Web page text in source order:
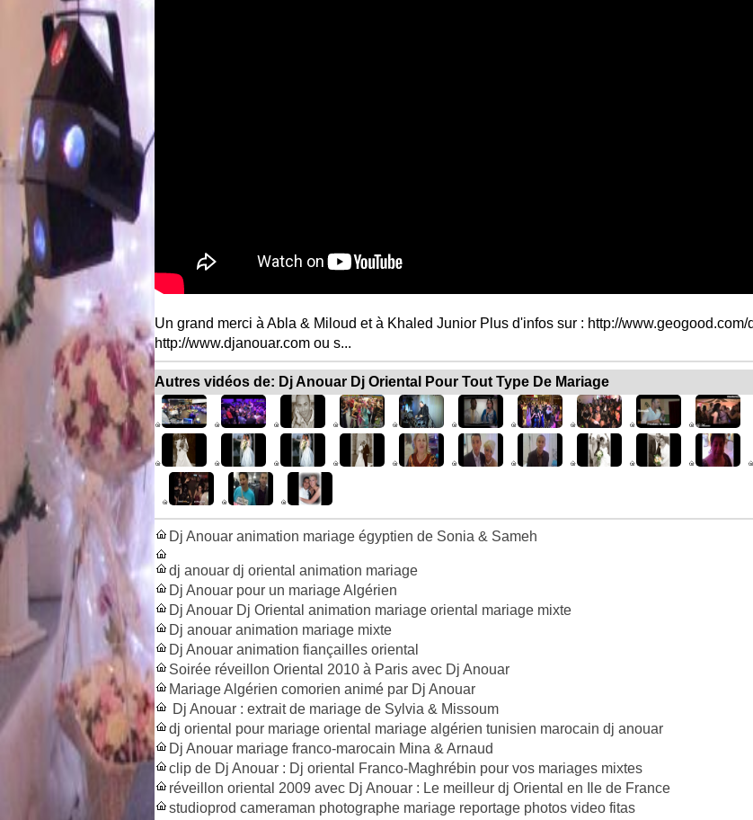
Un grand merci à Abla & Miloud et à Khaled Junior Plus d'infos sur : http://
http://www.djanouar.com ou s...
Autres vidéos de: Dj Anouar Dj Oriental Pour Tout Type De Mariage
Dj Anouar animation mariage égyptien de Sonia & Sameh
dj anouar dj oriental animation mariage
Dj Anouar pour un mariage Algérien
Dj Anouar Dj Oriental animation mariage oriental mariage mixte
Dj anouar animation mariage mixte
Dj Anouar animation fiançailles oriental
Soirée réveillon Oriental 2010 à Paris avec Dj Anouar
Mariage Algérien comorien animé par Dj Anouar
Dj Anouar : extrait de mariage de Sylvia & Missoum
dj oriental pour mariage oriental mariage algérien tunisien marocain dj anouar
Dj Anouar mariage franco-marocain Mina & Arnaud
clip de Dj Anouar : Dj oriental Franco-Maghrébin pour vos mariages mixtes
réveillon oriental 2009 avec Dj Anouar : Le meilleur dj Oriental en Ile de France
studioprod cameraman photographe mariage reportage photos video fitas